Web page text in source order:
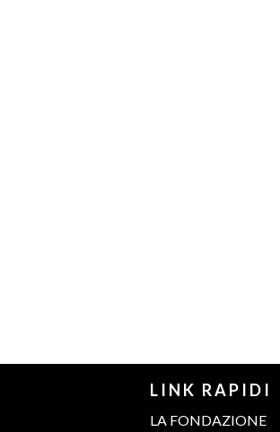
LINK RAPIDI
LA FONDAZIONE